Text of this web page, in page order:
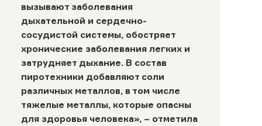
вызывают заболевания
дыхательной и сердечно-
сосудистой системы, обостряет
хронические заболевания легких и
затрудняет дыхание. В состав
пиротехники добавляют соли
различных металлов, в том числе
тяжелые металлы, которые опасны
для здоровья человека», – отметила